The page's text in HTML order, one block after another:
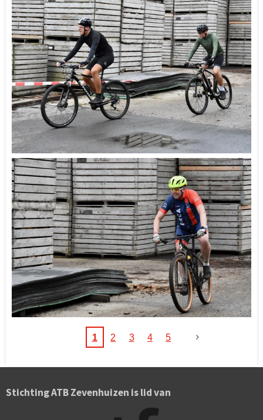
1 2 3 4 5
Stichting ATB Zevenhuizen is lid van